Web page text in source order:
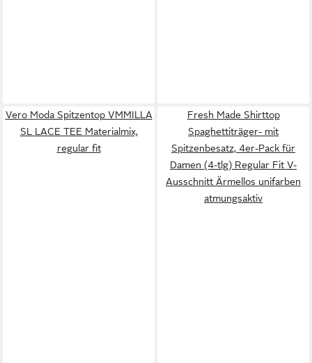
Vero Moda Spitzentop VMMILLA
SL LACE TEE Materialmix,
regular fit
Fresh Made Shirttop
Spaghettiträger- mit
Spitzenbesatz, 4er-Pack für
Damen (4-tlg) Regular Fit V-
Ausschnitt Ärmellos unifarben
atmungsaktiv